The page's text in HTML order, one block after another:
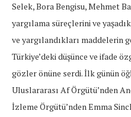
Selek, Bora Bengisu, Mehmet
yargılama süreçlerini ve
ve yargılandıkları maddelerin
Türkiye’deki düşünce ve ifade
gözler önüne serdi. İlk günün
Uluslararası Af Örgütü’nden
İzleme Örgütü’nden Emma